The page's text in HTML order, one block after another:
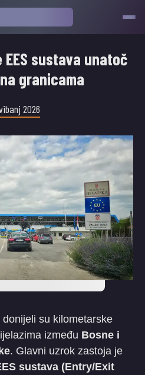
EES sustava unatoč
granicama
2026
su kilometarske
između Bosne i
. Glavni uzrok zastoja je
sustava (Entry/Exit